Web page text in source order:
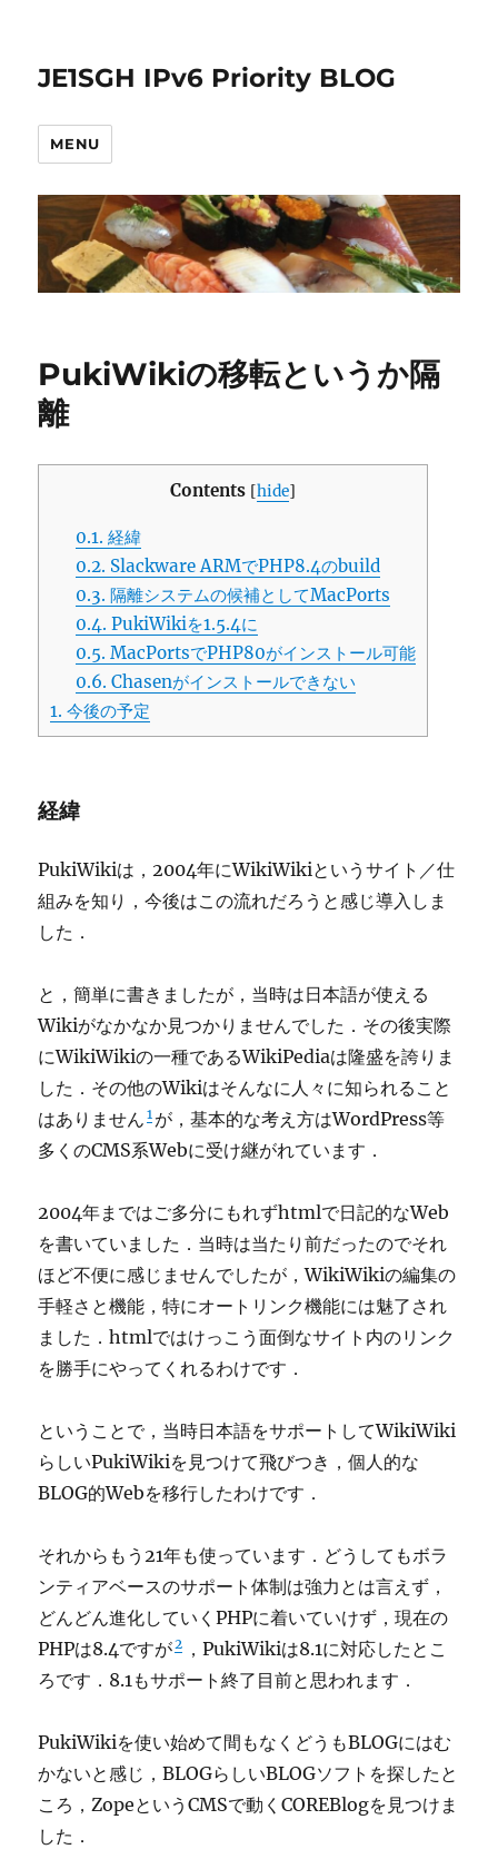
JE1SGH IPv6 Priority BLOG
MENU
PukiWikiの移転というか隔
離
Contents [hide]
0.1. 経緯
0.2. Slackware ARMでPHP8.4のbuild
0.3. 隔離システムの候補としてMacPorts
0.4. PukiWikiを1.5.4に
0.5. MacPortsでPHP80がインストール可能
0.6. Chasenがインストールできない
1. 今後の予定
経緯
PukiWikiは，2004年にWikiWikiというサイト／仕
組みを知り，今後はこの流れだろうと感じ導入しま
した．
と，簡単に書きましたが，当時は日本語が使える
Wikiがなかなか見つかりませんでした．その後実際
にWikiWikiの一種であるWikiPediaは隆盛を誇りま
した．その他のWikiはそんなに人々に知られること
はありません 1 が，基本的な考え方はWordPress等
多くのCMS系Webに受け継がれています．
2004年まではご多分にもれずhtmlで日記的なWeb
を書いていました．当時は当たり前だったのでそれ
ほど不便に感じませんでしたが，WikiWikiの編集の
手軽さと機能，特にオートリンク機能には魅了され
ました．htmlではけっこう面倒なサイト内のリンク
を勝手にやってくれるわけです．
ということで，当時日本語をサポートしてWikiWiki
らしいPukiWikiを見つけて飛びつき，個人的な
BLOG的Webを移行したわけです．
それからもう21年も使っています．どうしてもボラ
ンティアベースのサポート体制は強力とは言えず，
どんどん進化していくPHPに着いていけず，現在の
PHPは8.4ですが2 ，PukiWikiは8.1に対応したとこ
ろです．8.1もサポート終了目前と思われます．
PukiWikiを使い始めて間もなくどうもBLOGにはむ
かないと感じ，BLOGらしいBLOGソフトを探したと
ころ，ZopeというCMSで動くCOREBlogを見つけま
した．